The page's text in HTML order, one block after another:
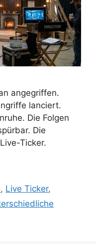
angegriffen.
lanciert.
Die Folgen
Die
Ticker.
, Live Ticker,